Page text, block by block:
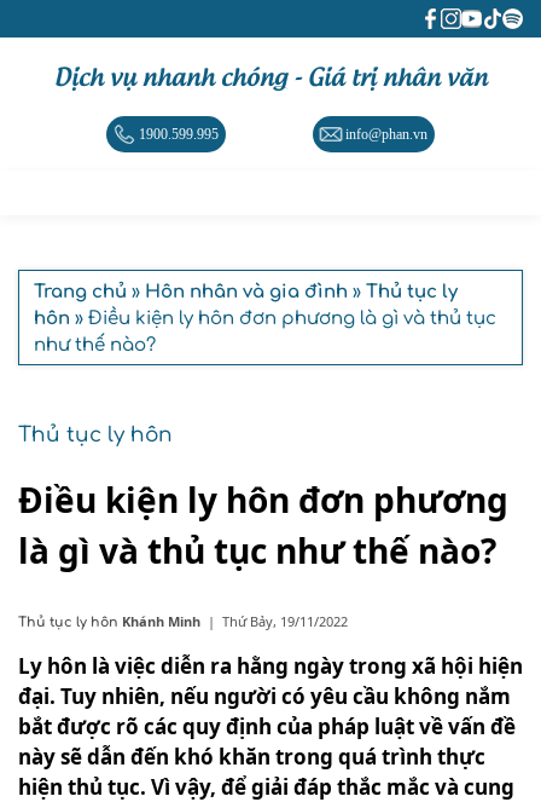
Dịch vụ nhanh chóng - Giá trị nhân văn
1900.599.995 info@phan.vn
Trang chủ » Hôn nhân và gia đình » Thủ tục ly
hôn » Điều kiện ly hôn đơn phương là gì và thủ tục
như thế nào?
Thủ tục ly hôn
Điều kiện ly hôn đơn phương
là gì và thủ tục như thế nào?
Thủ tục ly hôn Khánh Minh | Thứ Bảy, 19/11/2022
Ly hôn là việc diễn ra hằng ngày trong xã hội hiện
đại. Tuy nhiên, nếu người có yêu cầu không nắm
bắt được rõ các quy định của pháp luật về vấn đề
này sẽ dẫn đến khó khăn trong quá trình thực
hiện thủ tục. Vì vậy, để giải đáp thắc mắc và cung